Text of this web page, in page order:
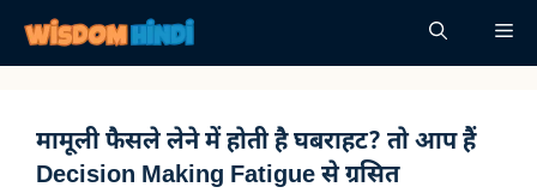
content
मामूली फैसले लेने में होती है घबराहट? तो आप हैं
Decision Making Fatigue से ग्रसित